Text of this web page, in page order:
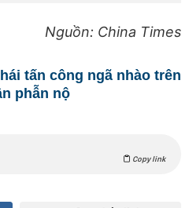
Nguồn: China Times
tấn công ngã nhào trên
phẫn nộ
Copy link